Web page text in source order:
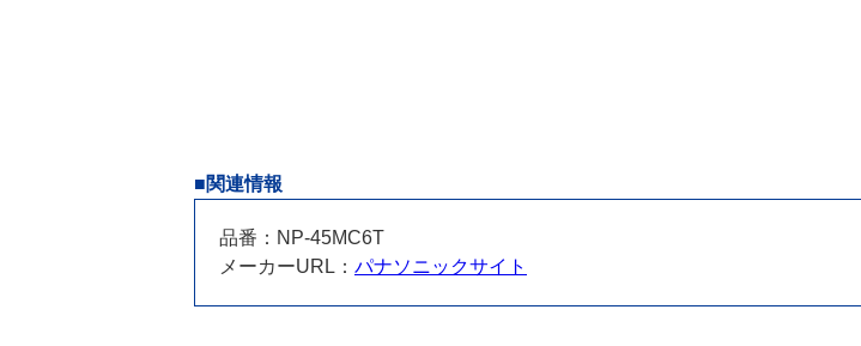
ビ
■関連情報
品番：NP-45MC6T
メーカーURL： パナソニックサイト